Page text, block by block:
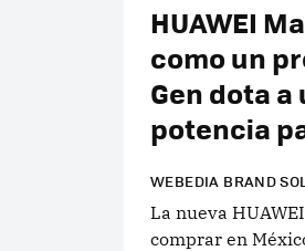
HUAWEI
como un
Gen dota
potencia
WEBEDIA BRAND
La nueva
comprar en